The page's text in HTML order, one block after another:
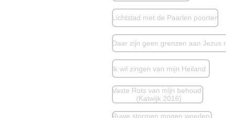
Lichtstad met de Paarlen poorten
Daar zijn geen grenzen aan Jezus
Ik wil zingen van mijn Heiland
Vaste Rots van mijn behoud
(Katwijk 2016)
Ruwe stormen mogen woeden